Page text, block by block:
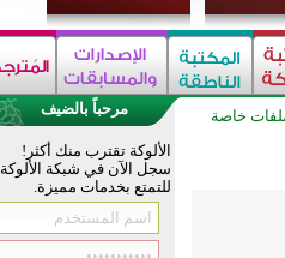
خاصة مرحباً بالضيف
الألوكة تقترب منك أكثر!
سجل الآن في شبكة الألوكة
للتمتع بخدمات مميزة.